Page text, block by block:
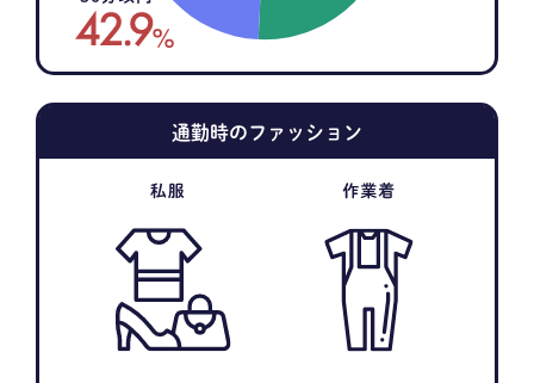
通勤時のファッション